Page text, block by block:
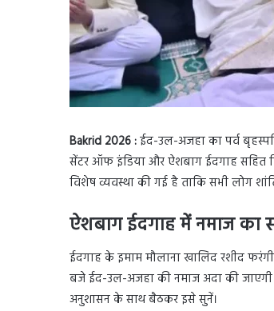
Bakrid 2026 :ईद-उल-अजहा का पर्व
सेंटर ऑफ इंडिया और ऐशबाग ईदगाह सहित
विशेष व्यवस्था की गई है ताकि सभी लोग
ऐशबाग ईदगाह में नमाज
ईदगाह के इमाम मौलाना खालिद रशीद
बजे ईद-उल-अजहा की नमाज अदा की
अनुशासन के साथ बैठकर इसे सुनें।